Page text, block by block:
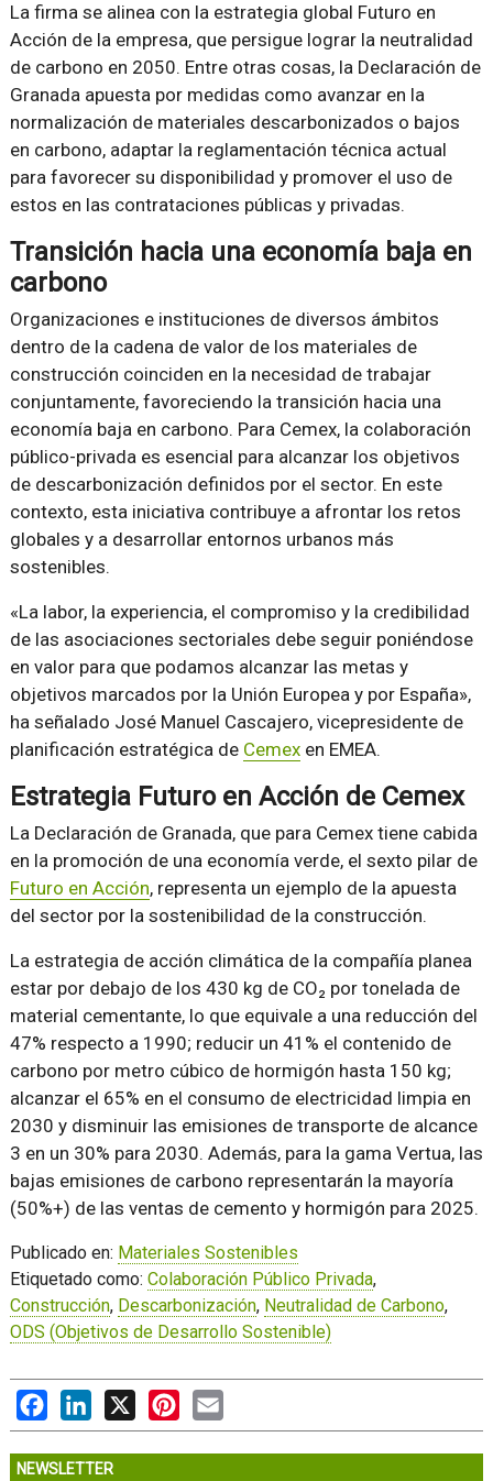
La firma se alinea con la estrategia global Futuro en
Acción de la empresa, que persigue lograr la neutralidad
de carbono en 2050. Entre otras cosas, la Declaración de
Granada apuesta por medidas como avanzar en la
normalización de materiales descarbonizados o bajos
en carbono, adaptar la reglamentación técnica actual
para favorecer su disponibilidad y promover el uso de
estos en las contrataciones públicas y privadas.
Transición hacia una economía baja en
carbono
Organizaciones e instituciones de diversos ámbitos
dentro de la cadena de valor de los materiales de
construcción coinciden en la necesidad de trabajar
conjuntamente, favoreciendo la transición hacia una
economía baja en carbono. Para Cemex, la colaboración
público-privada es esencial para alcanzar los objetivos
de descarbonización definidos por el sector. En este
contexto, esta iniciativa contribuye a afrontar los retos
globales y a desarrollar entornos urbanos más
sostenibles.
«La labor, la experiencia, el compromiso y la credibilidad
de las asociaciones sectoriales debe seguir poniéndose
en valor para que podamos alcanzar las metas y
objetivos marcados por la Unión Europea y por España»,
ha señalado José Manuel Cascajero, vicepresidente de
planificación estratégica de Cemexen EMEA.
Estrategia Futuro en Acción de Cemex
La Declaración de Granada, que para Cemex tiene cabida
en la promoción de una economía verde, el sexto pilar de
Futuro en Acción, representa un ejemplo de la apuesta
del sector por la sostenibilidad de la construcción.
La estrategia de acción climática de la compañía planea
estar por debajo de los 430 kg de CO₂ por tonelada de
material cementante, lo que equivale a una reducción del
47% respecto a 1990; reducir un 41% el contenido de
carbono por metro cúbico de hormigón hasta 150 kg;
alcanzar el 65% en el consumo de electricidad limpia en
2030 y disminuir las emisiones de transporte de alcance
3 en un 30% para 2030. Además, para la gama Vertua, las
bajas emisiones de carbono representarán la mayoría
(50%+) de las ventas de cemento y hormigón para 2025.
Publicado en: Materiales Sostenibles
Etiquetado como: Colaboración Público Privada,
Construcción, Descarbonización, Neutralidad de Carbono,
ODS (Objetivos de Desarrollo Sostenible)
FacebookLinkedIn
X PinterestEmail
NEWSLETTER